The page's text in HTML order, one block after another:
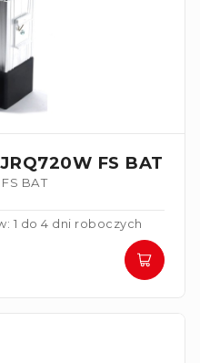
FS BAT
BAT
1 do 4 dni roboczych